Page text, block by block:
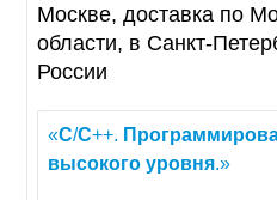
Москве, доставка по
области, в Санкт-
России
«C/C++.
высокого уровня.»